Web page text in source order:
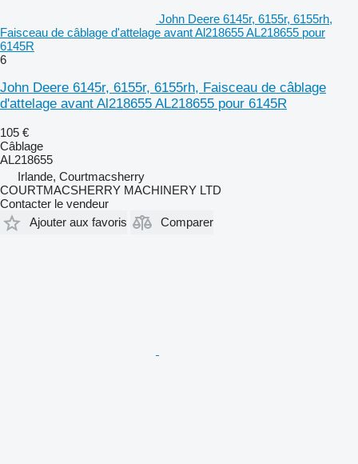
John Deere 6145r, 6155r, 6155rh,
Faisceau de câblage d'attelage avant Al218655 AL218655 pour
6145R
6
John Deere 6145r, 6155r, 6155rh, Faisceau de câblage
d'attelage avant Al218655 AL218655 pour 6145R
105 €
Câblage
AL218655
Irlande, Courtmacsherry
COURTMACSHERRY MACHINERY LTD
Contacter le vendeur
Ajouter aux favoris
Comparer